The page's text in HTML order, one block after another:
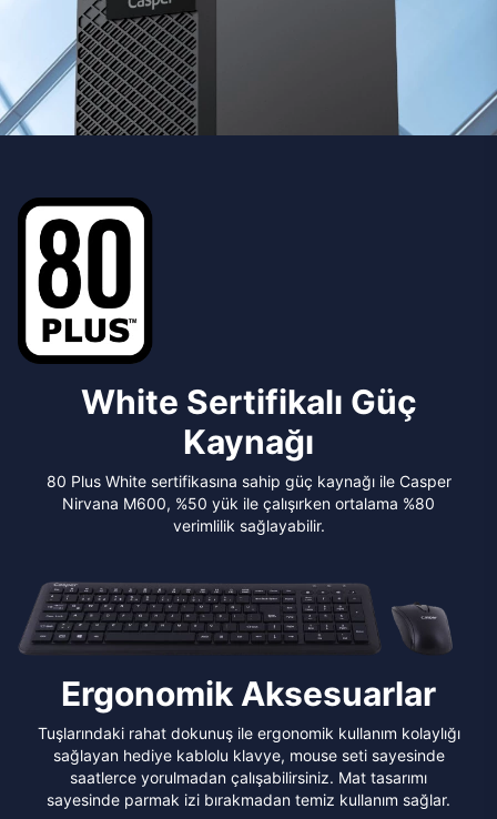
White Sertifikalı Güç
Kaynağı
80 Plus White sertifikasına sahip güç kaynağı ile Casper
Nirvana M600, %50 yük ile çalışırken ortalama %80
verimlilik sağlayabilir.
Ergonomik Aksesuarlar
Tuşlarındaki rahat dokunuş ile ergonomik kullanım kolaylığı
sağlayan hediye kablolu klavye, mouse seti sayesinde
saatlerce yorulmadan çalışabilirsiniz. Mat tasarımı
sayesinde parmak izi bırakmadan temiz kullanım sağlar.